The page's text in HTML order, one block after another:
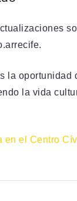
la
la vida
en el Centro